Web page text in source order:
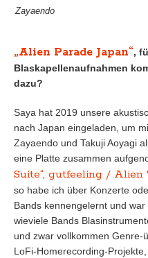
Zayaendo
„Alien Parade Japan“,
Blaskapellenaufnahmen
dazu?
Saya hat 2019 unsere
nach Japan eingeladen, um
Zayaendo und Takuji Aoyagi
eine Platte zusammen
Suite“, gutfeeling / Alien
so habe ich über Konzerte
Bands kennengelernt und
wieviele Bands
und zwar vollkommen Genre-
LoFi-Homerecording-